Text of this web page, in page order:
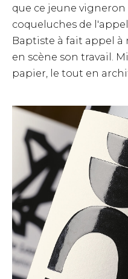
que ce jeune
coqueluches de
Baptiste à fait appel
en scène son travail.
papier, le tout en